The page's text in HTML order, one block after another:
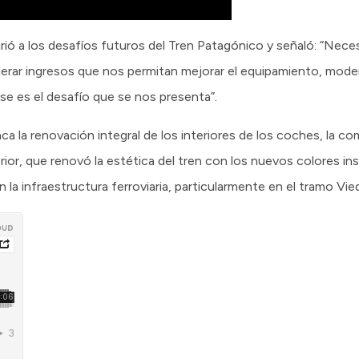
a los desafíos futuros del Tren Patagónico y señaló:
ingresos que nos permitan mejorar el equipamiento,
es el desafío que se nos presenta”.
la renovación integral de los interiores de los coches, la
que renovó la estética del tren con los nuevos colores
la infraestructura ferroviaria, particularmente en el tramo